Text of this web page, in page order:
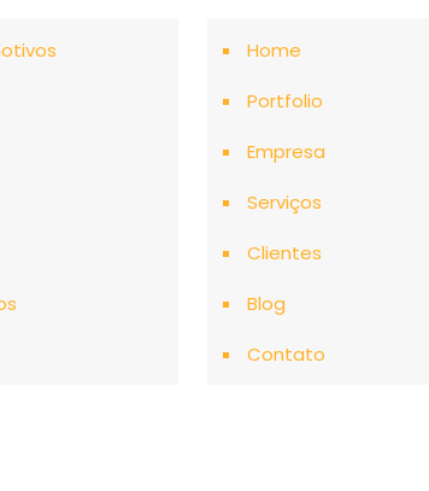
Home
Portfolio
Empresa
Serviços
Clientes
Blog
Contato